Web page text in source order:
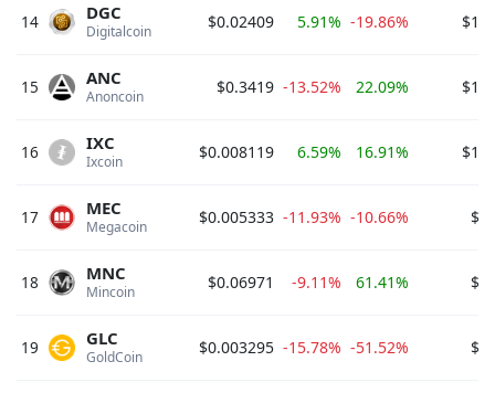
14 Digitalcoin
DGC $0.02409 5.91% -19.86%
15 Anoncoin
ANC $0.3419 -13.52% 22.09%
16 Ixcoin
IXC $0.008119 6.59% 16.91%
17 Megacoin
MEC $0.005333 -11.93% -10.66%
18 Mincoin
MNC $0.06971 -9.11% 61.41%
19 GoldCoin
GLC $0.003295 -15.78% -51.52%